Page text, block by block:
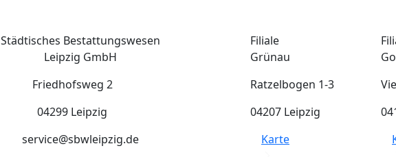
Städtisches Bestattungswesen
Leipzig GmbH
Friedhofsweg 2
04299 Leipzig
service@sbwleipzig.de
Filiale
Grünau
Ratzelbogen 1-3
04207 Leipzig
Karte